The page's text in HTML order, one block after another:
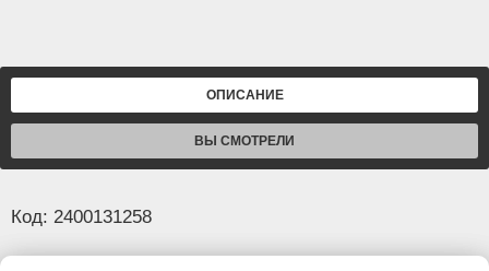
ОПИСАНИЕ
ВЫ СМОТРЕЛИ
Код: 2400131258